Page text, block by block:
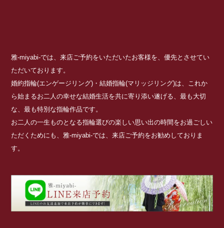
雅-miyabi-では、来店ご予約をいただいたお客様を、優先とさせてい
ただいております。
婚約指輪(エンゲージリング)・結婚指輪(マリッジリング)は、これか
ら始まるお二人の幸せな結婚生活を共に寄り添い遂げる、最も大切
な、最も特別な指輪作品です。
お二人の一生ものとなる指輪選びの楽しい思い出の時間をお過ごしい
ただくためにも、雅-miyabi-では、来店ご予約をお勧めしておりま
す。